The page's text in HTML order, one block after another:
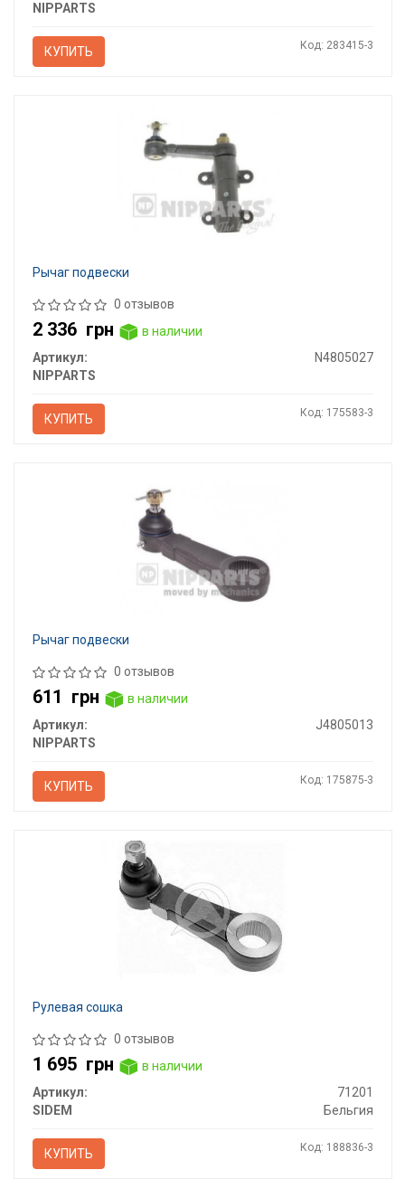
NIPPARTS
КУПИТЬ Код: 283415-3
Рычаг подвески
0 отзывов
2 336 грн
в наличии
Артикул:
N4805027
NIPPARTS
КУПИТЬ Код: 175583-3
Рычаг подвески
0 отзывов
611 грн
в наличии
Артикул:
J4805013
NIPPARTS
КУПИТЬ Код: 175875-3
Рулевая сошка
0 отзывов
1 695 грн
в наличии
Артикул:
71201
SIDEM
Бельгия
КУПИТЬ Код: 188836-3